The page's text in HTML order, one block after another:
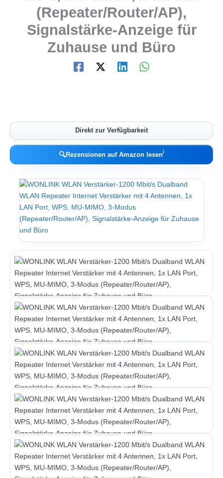
(Repeater/Router/AP),
Signalstärke-Anzeige für
Zuhause und Büro
Direkt zur Verfügbarkeit
🔍Rezensionen auf Amazon lesenℹ︎